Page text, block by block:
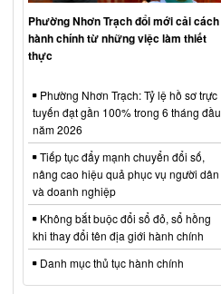
Phường Nhơn Trạch đổi mới cải cách
hành chính từ những việc làm thiết
thực
Phường Nhơn Trạch: Tỷ lệ hồ sơ trực
tuyến đạt gần 100% trong 6 tháng đầu
năm 2026
Tiếp tục đẩy mạnh chuyển đổi số,
nâng cao hiệu quả phục vụ người dân
và doanh nghiệp
Không bắt buộc đổi sổ đỏ, sổ hồng
khi thay đổi tên địa giới hành chính
Danh mục thủ tục hành chính